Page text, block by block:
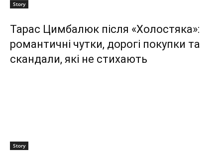
Story
Тарас Цимбалюк після «Холостяка»:
романтичні чутки, дорогі покупки та
скандали, які не стихають
Story